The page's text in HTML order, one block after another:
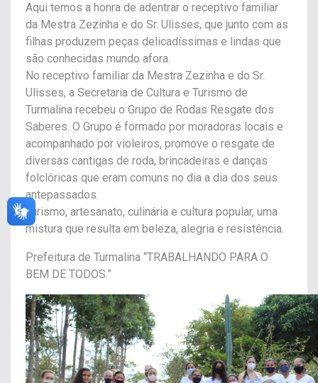
Aqui temos a honra de adentrar o receptivo familiar
da Mestra Zezinha e do Sr. Ulisses, que junto com as
filhas produzem peças delicadíssimas e lindas que
são conhecidas mundo afora.
No receptivo familiar da Mestra Zezinha e do Sr.
Ulisses, a Secretaria de Cultura e Turismo de
Turmalina recebeu o Grupo de Rodas Resgate dos
Saberes. O Grupo é formado por moradoras locais e
acompanhado por violeiros, promove o resgate de
diversas cantigas de roda, brincadeiras e danças
folclóricas que eram comuns no dia a dia dos seus
antepassados.
Turismo, artesanato, culinária e cultura popular, uma
mistura que resulta em beleza, alegria e resistência.
Prefeitura de Turmalina “TRABALHANDO PARA O
BEM DE TODOS.”